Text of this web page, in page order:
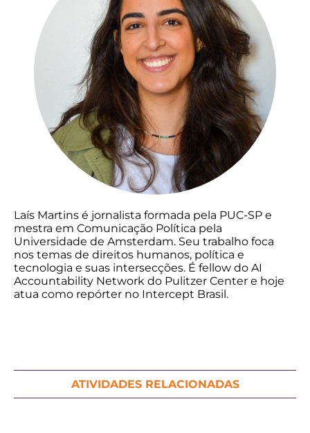
Laís Martins é jornalista formada pela PUC-SP e
mestra em Comunicação Política pela
Universidade de Amsterdam. Seu trabalho foca
nos temas de direitos humanos, política e
tecnologia e suas intersecções. É fellow do AI
Accountability Network do Pulitzer Center e hoje
atua como repórter no Intercept Brasil.
ATIVIDADES RELACIONADAS